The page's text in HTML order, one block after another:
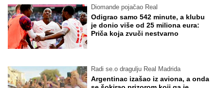
Diomande pojačao Real
Odigrao samo 542 minute, a klubu
je donio više od 25 miliona eura:
Priča koja zvuči nestvarno
Radi se.o dragulju Real Madrida
Argentinac izašao iz aviona, a onda